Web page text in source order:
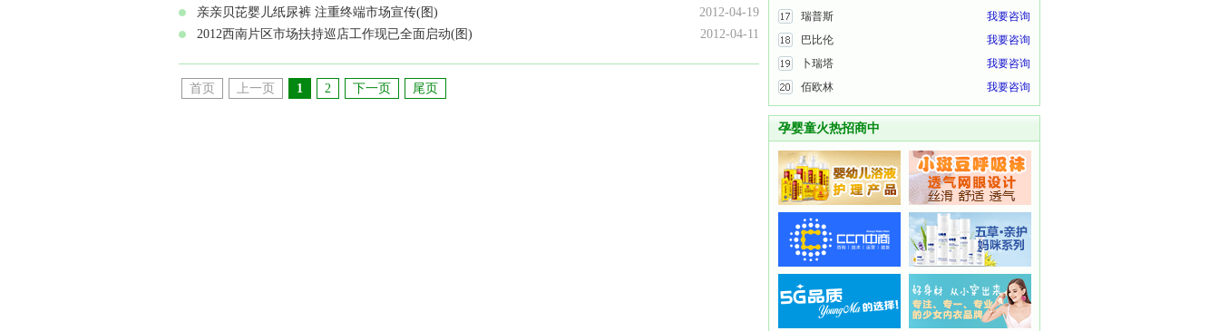
亲亲贝芘婴儿纸尿裤 注重终端市场宣传(图)
2012-04-19
2012西南片区市场扶持巡店工作现已全面启动(图)
2012-04-11
首页 上一页 1 2 下一页 尾页
我要咨询
瑞普斯
我要咨询
巴比伦
我要咨询
卜瑞塔
我要咨询
佰欧林
孕婴童火热招商中